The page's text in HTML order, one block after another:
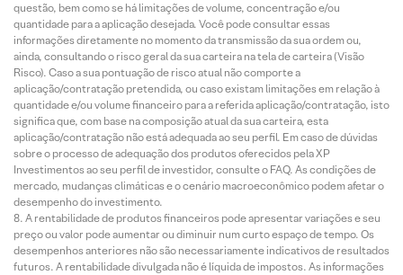
questão, bem como se há limitações de volume, concentração e/ou
quantidade para a aplicação desejada. Você pode consultar essas
informações diretamente no momento da transmissão da sua ordem ou,
ainda, consultando o risco geral da sua carteira na tela de carteira (Visão
Risco). Caso a sua pontuação de risco atual não comporte a
aplicação/contratação pretendida, ou caso existam limitações em relação à
quantidade e/ou volume financeiro para a referida aplicação/contratação, isto
significa que, com base na composição atual da sua carteira, esta
aplicação/contratação não está adequada ao seu perfil. Em caso de dúvidas
sobre o processo de adequação dos produtos oferecidos pela XP
Investimentos ao seu perfil de investidor, consulte o FAQ. As condições de
mercado, mudanças climáticas e o cenário macroeconômico podem afetar o
desempenho do investimento.
A rentabilidade de produtos financeiros pode apresentar variações e seu
preço ou valor pode aumentar ou diminuir num curto espaço de tempo. Os
desempenhos anteriores não são necessariamente indicativos de resultados
futuros. A rentabilidade divulgada não é líquida de impostos. As informações